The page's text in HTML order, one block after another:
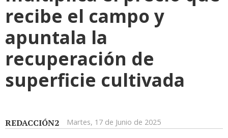
recibe el campo y
apuntala la
recuperación de
superficie cultivada
REDACCIÓN2 Martes, 17 de Junio de 2025